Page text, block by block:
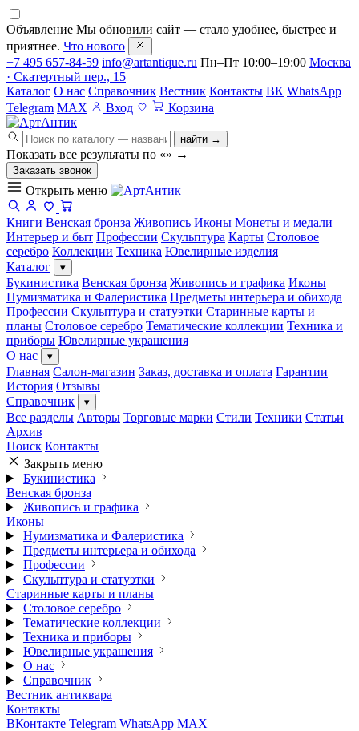
Объявление Мы обновили сайт — стало удобнее, быстрее и
приятнее. Что нового
+7 495 657-84-59 info@artantique.ru Пн–Пт 10:00–19:00 Москва
· Скатертный пер., 15
Каталог О нас Справочник Вестник Контакты ВК WhatsApp
Telegram MAX Вход Корзина
найти →
Показать все результаты по «» →
Заказать звонок
Открыть меню
Книги Венская бронза Живопись Иконы Монеты и медали
Интерьер и быт Профессии Скульптура Карты Столовое
серебро Коллекции Техника Ювелирные изделия
Каталог
▾
Букинистика Венская бронза Живопись и графика Иконы
Нумизматика и Фалеристика Предметы интерьера и обихода
Профессии Скульптура и статуэтки Старинные карты и
планы Столовое серебро Тематические коллекции Техника и
приборы Ювелирные украшения
О нас
▾
Главная Салон-магазин Заказ, доставка и оплата Гарантии
История Отзывы
Справочник
▾
Все разделы Авторы Торговые марки Стили Техники Статьи
Архив
Поиск Контакты
Закрыть меню
Букинистика
Венская бронза
Живопись и графика
Иконы
Нумизматика и Фалеристика
Предметы интерьера и обихода
Профессии
Скульптура и статуэтки
Старинные карты и планы
Столовое серебро
Тематические коллекции
Техника и приборы
Ювелирные украшения
О нас
Справочник
Вестник антиквара
Контакты
ВКонтакте Telegram WhatsApp MAX